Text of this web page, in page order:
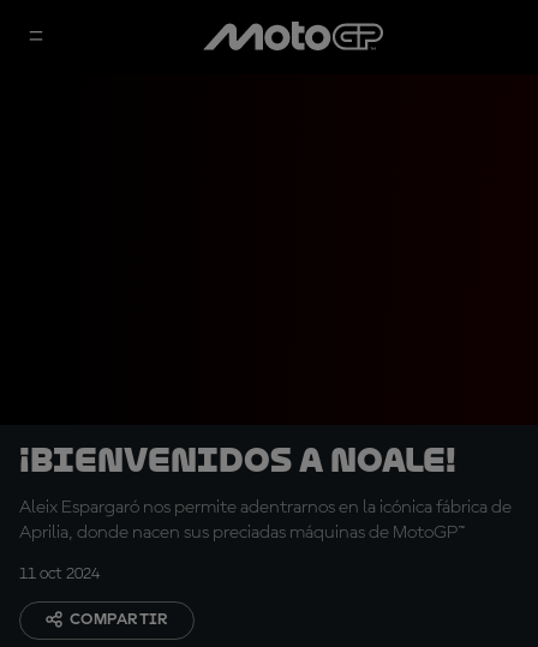
¡Bienvenidos a Noale!
Aleix Espargaró nos permite adentrarnos en la icónica fábrica de
Aprilia, donde nacen sus preciadas máquinas de MotoGP™
11 oct 2024
COMPARTIR